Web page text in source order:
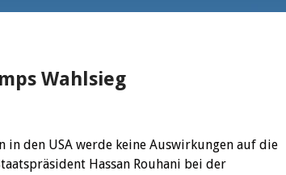
Wahlsieg
in den USA werde keine Auswirkungen auf die
Hassan Rouhani bei der